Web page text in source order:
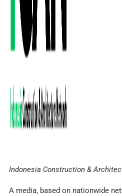
Indonesia Construction &
A media, based on nationwide